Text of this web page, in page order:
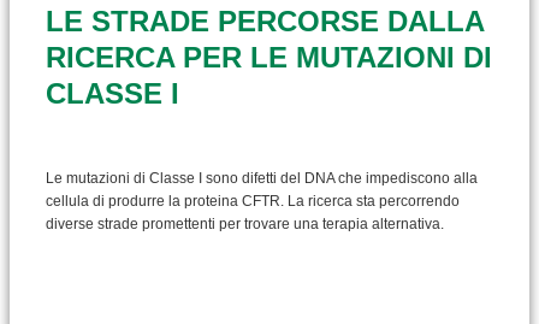
LE STRADE PERCORSE DALLA
RICERCA PER LE MUTAZIONI DI
CLASSE I
Le mutazioni di Classe I sono difetti del DNA che impediscono alla
cellula di produrre la proteina CFTR. La ricerca sta percorrendo
diverse strade promettenti per trovare una terapia alternativa.